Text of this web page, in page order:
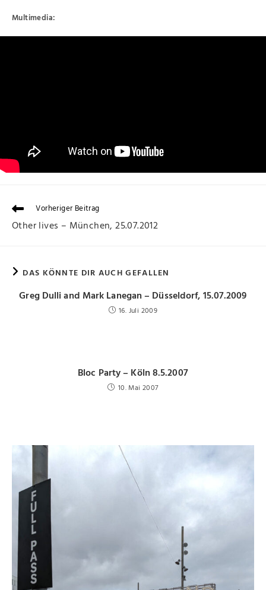
Multimedia:
Vorheriger Beitrag
Other lives – München, 25.07.2012
DAS KÖNNTE DIR AUCH GEFALLEN
Greg Dulli and Mark Lanegan – Düsseldorf, 15.07.2009
16. Juli 2009
Bloc Party – Köln 8.5.2007
10. Mai 2007